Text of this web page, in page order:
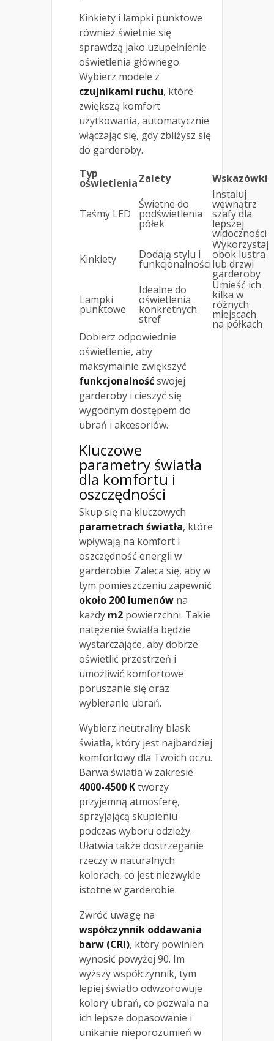
Kinkiety i lampki punktowe
również świetnie się
sprawdzą jako uzupełnienie
oświetlenia głównego.
Wybierz modele z
czujnikami ruchu, które
zwiększą komfort
użytkowania, automatycznie
włączając się, gdy zbliżysz się
do garderoby.
Typ
oświetleniaZalety Wskazówki
Taśmy LED
Świetne do
podświetlenia
półek
Instaluj
wewnątrz
szafy dla
lepszej
widoczności
Kinkiety
Dodają stylu i
funkcjonalności
Wykorzystaj
obok lustra
lub drzwi
garderoby
Lampki
punktowe
Idealne do
oświetlenia
konkretnych
stref
Umieść ich
kilka w
różnych
miejscach
na półkach
Dobierz odpowiednie
oświetlenie, aby
maksymalnie zwiększyć
funkcjonalnośćswojej
garderoby i cieszyć się
wygodnym dostępem do
ubrań i akcesoriów.
Kluczowe
parametry światła
dla komfortu i
oszczędności
Skup się na kluczowych
parametrach światła, które
wpływają na komfort i
oszczędność energii w
garderobie. Zaleca się, aby w
tym pomieszczeniu zapewnić
około 200 lumenów na
każdy m2 powierzchni. Takie
natężenie światła będzie
wystarczające, aby dobrze
oświetlić przestrzeń i
umożliwić komfortowe
poruszanie się oraz
wybieranie ubrań.
Wybierz neutralny blask
światła, który jest najbardziej
komfortowy dla Twoich oczu.
Barwa światła w zakresie
4000-4500 Ktworzy
przyjemną atmosferę,
sprzyjającą skupieniu
podczas wyboru odzieży.
Ułatwia także dostrzeganie
rzeczy w naturalnych
kolorach, co jest niezwykle
istotne w garderobie.
Zwróć uwagę na
współczynnik oddawania
barw (CRI), który powinien
wynosić powyżej 90. Im
wyższy współczynnik, tym
lepiej światło odwzorowuje
kolory ubrań, co pozwala na
ich lepsze dopasowanie i
unikanie nieporozumień w